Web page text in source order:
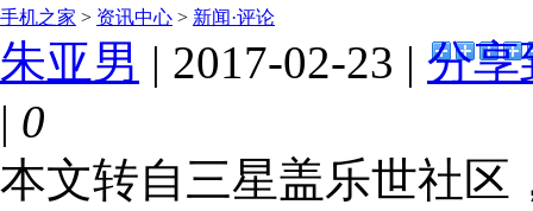
手机之家 > 资讯中心 > 新闻·评论
朱亚男 | 2017-02-23 | 分享
| 0
本文转自三星盖乐世社区